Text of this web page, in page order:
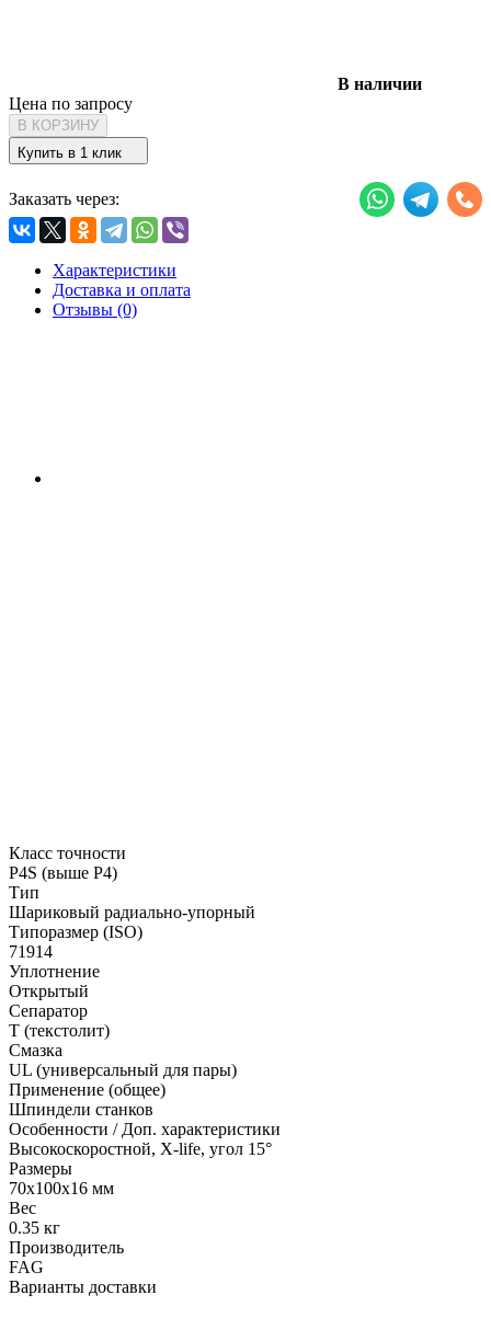
В наличии
Цена по запросу
В КОРЗИНУ
Купить в 1 клик
Заказать через:
Характеристики
Доставка и оплата
Отзывы (0)
Класс точности
P4S (выше P4)
Тип
Шариковый радиально-упорный
Типоразмер (ISO)
71914
Уплотнение
Открытый
Сепаратор
T (текстолит)
Смазка
UL (универсальный для пары)
Применение (общее)
Шпиндели станков
Особенности / Доп. характеристики
Высокоскоростной, X-life, угол 15°
Размеры
70x100x16 мм
Вес
0.35 кг
Производитель
FAG
Варианты доставки